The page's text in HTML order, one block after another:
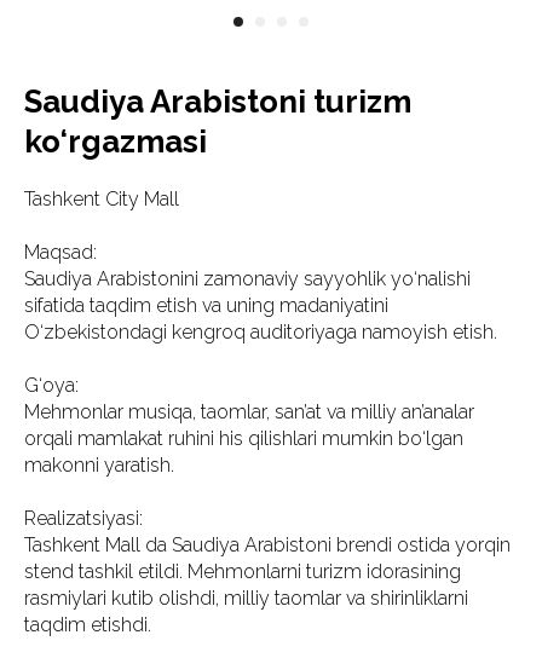
Saudiya Arabistoni turizm
ko‘rgazmasi
Tashkent City Mall
Maqsad:
Saudiya Arabistonini zamonaviy sayyohlik yo‘nalishi
sifatida taqdim etish va uning madaniyatini
O‘zbekistondagi kengroq auditoriyaga namoyish etish.
G‘oya:
Mehmonlar musiqa, taomlar, san’at va milliy an’analar
orqali mamlakat ruhini his qilishlari mumkin bo‘lgan
makonni yaratish.
Realizatsiyasi:
Tashkent Mall da Saudiya Arabistoni brendi ostida yorqin
stend tashkil etildi. Mehmonlarni turizm idorasining
rasmiylari kutib olishdi, milliy taomlar va shirinliklarni
taqdim etishdi.